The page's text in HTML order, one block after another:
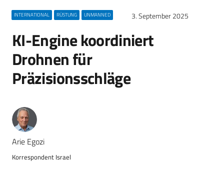
INTERNATIONAL RÜSTUNG UNMANNED 3. September 2025
KI-Engine koordiniert
Drohnen für
Präzisionsschläge
Arie Egozi
Korrespondent Israel